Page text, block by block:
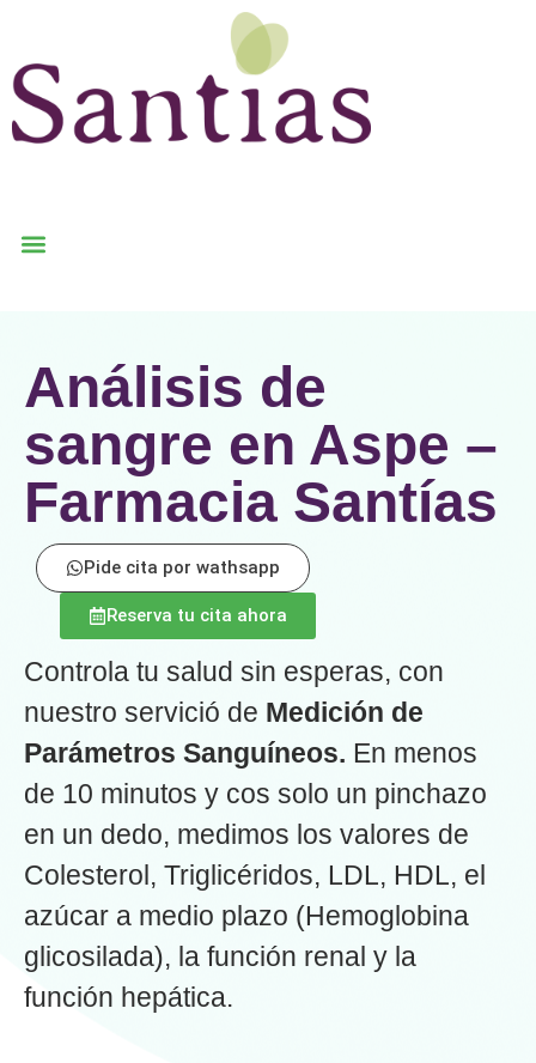
Análisis de
sangre en Aspe –
Farmacia Santías
Pide cita por wathsapp
Reserva tu cita ahora
Controla tu salud sin esperas, con
nuestro servició de Medición de
Parámetros Sanguíneos. En menos
de 10 minutos y cos solo un pinchazo
en un dedo, medimos los valores de
Colesterol, Triglicéridos, LDL, HDL, el
azúcar a medio plazo (Hemoglobina
glicosilada), la función renal y la
función hepática.